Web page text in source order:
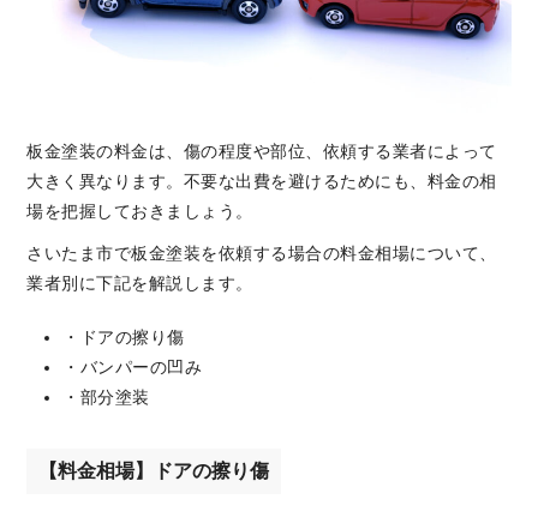
板金塗装の料金は、傷の程度や部位、依頼する業者によって
大きく異なります。不要な出費を避けるためにも、料金の相
場を把握しておきましょう。
さいたま市で板金塗装を依頼する場合の料金相場について、
業者別に下記を解説します。
・ドアの擦り傷
・バンパーの凹み
・部分塗装
【料金相場】ドアの擦り傷